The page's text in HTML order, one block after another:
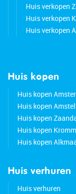
Huis verkopen
Huis verkopen
Huis verkopen
Huis kopen
Huis kopen
Huis kopen
Huis kopen
Huis kopen
Huis kopen
Huis verhuren
Huis verhuren